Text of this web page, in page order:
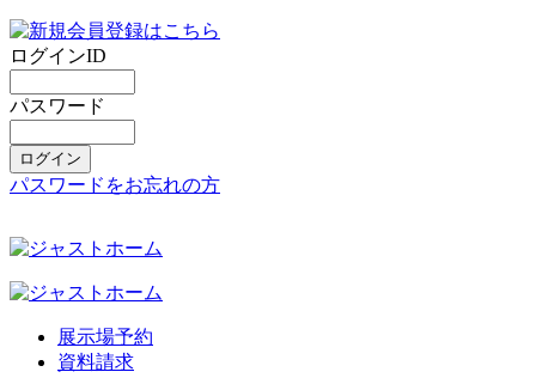
ログインID
パスワード
パスワードをお忘れの方
展示場予約
資料請求